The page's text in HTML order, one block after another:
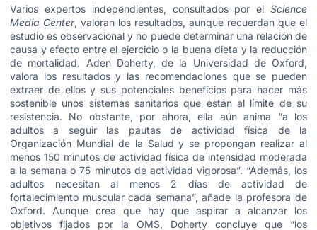
Varios expertos independientes, consultados por el Science
Media Center, valoran los resultados, aunque recuerdan que el
estudio es observacional y no puede determinar una relación de
causa y efecto entre el ejercicio o la buena dieta y la reducción
de mortalidad. Aden Doherty, de la Universidad de Oxford,
valora los resultados y las recomendaciones que se pueden
extraer de ellos y sus potenciales beneficios para hacer más
sostenible unos sistemas sanitarios que están al límite de su
resistencia. No obstante, por ahora, ella aún anima “a los
adultos a seguir las pautas de actividad física de la
Organización Mundial de la Salud y se propongan realizar al
menos 150 minutos de actividad física de intensidad moderada
a la semana o 75 minutos de actividad vigorosa”. “Además, los
adultos necesitan al menos 2 días de actividad de
fortalecimiento muscular cada semana”, añade la profesora de
Oxford. Aunque crea que hay que aspirar a alcanzar los
objetivos fijados por la OMS, Doherty concluye que “los